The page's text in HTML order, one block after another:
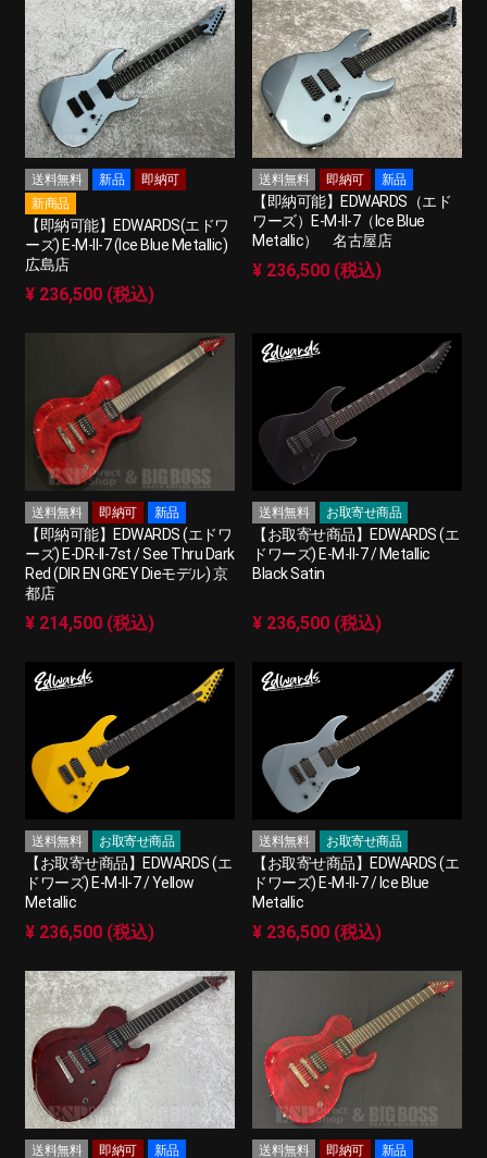
送料無料 新品
即納可
新商品
【即納可能】EDWARDS(エドワ
ーズ) E-M-II-7 (Ice Blue Metallic)
広島店
¥ 236,500 (税込)
送料無料 即納可 新品
【即納可能】EDWARDS（エド
ワーズ）E-M-II-7（Ice Blue
Metallic） 名古屋店
¥ 236,500 (税込)
送料無料 即納可 新品
【即納可能】EDWARDS (エドワ
ーズ) E-DR-II-7st / See Thru Dark
Red (DIR EN GREY Dieモデル) 京
都店
¥ 214,500 (税込)
送料無料 お取寄せ商品
【お取寄せ商品】EDWARDS (エ
ドワーズ) E-M-II-7 / Metallic
Black Satin
¥ 236,500 (税込)
送料無料 お取寄せ商品
【お取寄せ商品】EDWARDS (エ
ドワーズ) E-M-II-7 / Yellow
Metallic
¥ 236,500 (税込)
送料無料 お取寄せ商品
【お取寄せ商品】EDWARDS (エ
ドワーズ) E-M-II-7 / Ice Blue
Metallic
¥ 236,500 (税込)
送料無料 即納可 新品 送料無料 即納可 新品